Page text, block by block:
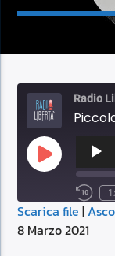
Radio
Play
Episode
Audio
Player
Apple Podcasts
SHARE
Scarica file |
8 Marzo 2021